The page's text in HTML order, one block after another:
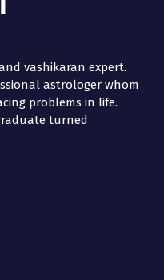
vashikaran expert.
astrologer whom
problems in life.
turned